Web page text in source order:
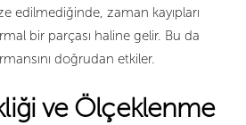
edilmediğinde, zaman kayıpları
bir parçası haline gelir. Bu da
doğrudan etkiler.
ve Ölçeklenme